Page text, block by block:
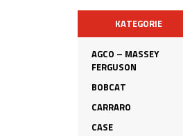
KATEGORIE
AGCO – MASSEY
FERGUSON
BOBCAT
CARRARO
CASE